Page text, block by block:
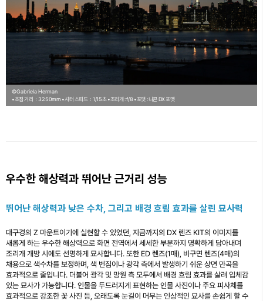
©Gabriela Herman
•초점 거리：32.50mm •셔터 스피드：1/15초 •조리개 : f/8 •포맷 : 니콘 DX 포맷
우수한 해상력과 뛰어난 근거리 성능
뛰어난 해상력과 낮은 수차, 그리고 배경 흐림 효과를 살린 묘사력
대구경의 Z 마운트이기에 실현할 수 있었던, 지금까지의 DX 렌즈 KIT의 이미지를
새롭게 하는 우수한 해상력으로 화면 전역에서 세세한 부분까지 명확하게 담아내며
조리개 개방 시에도 선명하게 묘사합니다. 또한 ED 렌즈(1매), 비구면 렌즈(4매)의
채용으로 색수차를 보정하며, 색 번짐이나 광각 측에서 발생하기 쉬운 상면 만곡을
효과적으로 줄입니다. 더불어 광각 및 망원 측 모두에서 배경 흐림 효과를 살려 입체감
있는 묘사가 가능합니다. 인물을 두드러지게 표현하는 인물 사진이나 주요 피사체를
효과적으로 강조한 꽃 사진 등, 오래도록 눈길이 머무는 인상적인 묘사를 손쉽게 할 수